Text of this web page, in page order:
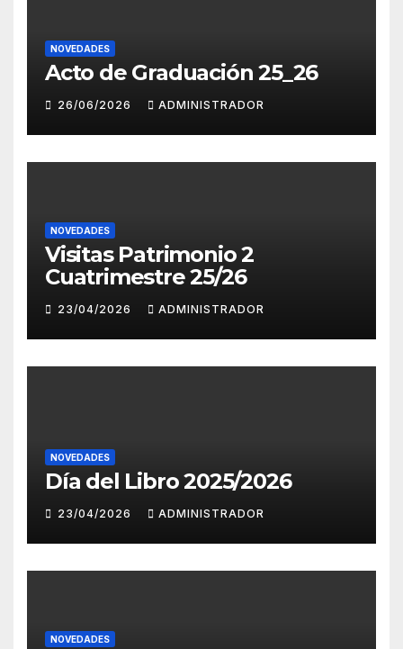
NOVEDADES
Acto de Graduación 25_26
26/06/2026 ADMINISTRADOR
NOVEDADES
Visitas Patrimonio 2
Cuatrimestre 25/26
23/04/2026 ADMINISTRADOR
NOVEDADES
Día del Libro 2025/2026
23/04/2026 ADMINISTRADOR
NOVEDADES